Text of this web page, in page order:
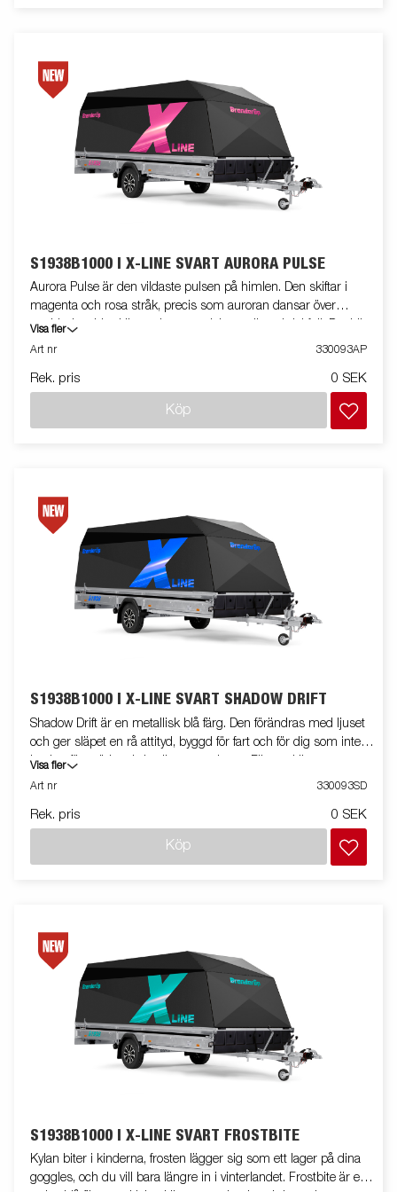
S1938B1000 I X-LINE SVART AURORA PULSE
Aurora Pulse är den vildaste pulsen på himlen. Den skiftar i
magenta och rosa stråk, precis som auroran dansar över
natthimlen. Live känns den energisk, modig och lekfull. Det här
är färgen för dig som vill höras, synas och aldrig smälta in i
Inline har hjulen inflyttade under flaket för att minska
hjulhusen är klädda med lågfriktionsmaterial, flaket är utrustat
backljus. Släpvagnen på bilden kan vara extrautrustad
Visa fler
Art nr
330093AP
Rek. pris 0 SEK
Köp
S1938B1000 I X-LINE SVART SHADOW DRIFT
Shadow Drift är en metallisk blå färg. Den förändras med ljuset
och ger släpet en rå attityd, byggd för fart och för dig som inte
backar för mörker, kyla eller utmaningar. Färgen känns
självsäker, snabb och byggd för fart under stjärnhimlen. X-line
totalbredden och för att spåra bättre efter bilen. De invändiga
med extra bindöglor för smidig säkring av lasten. Fullutrustad
bilden kan vara extrautrustad
Visa fler
Art nr
330093SD
Rek. pris 0 SEK
Köp
S1938B1000 I X-LINE SVART FROSTBITE
Kylan biter i kinderna, frosten lägger sig som ett lager på dina
goggles, och du vill bara längre in i vinterlandet. Frostbite är en